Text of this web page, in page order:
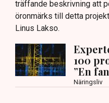
träffande beskrivning att
öronmärks till detta
Linus Lakso.
100
”En
Näringsliv